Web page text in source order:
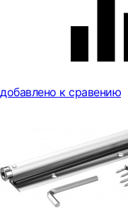
добавлено к сравению